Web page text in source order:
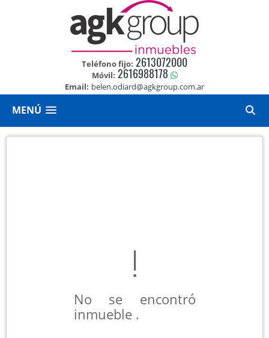
Teléfono fijo: 2613072000
Móvil: 2616988178
Email: belen.odiard@agkgroup.com.ar
MENÚ
No se encontró
inmueble .